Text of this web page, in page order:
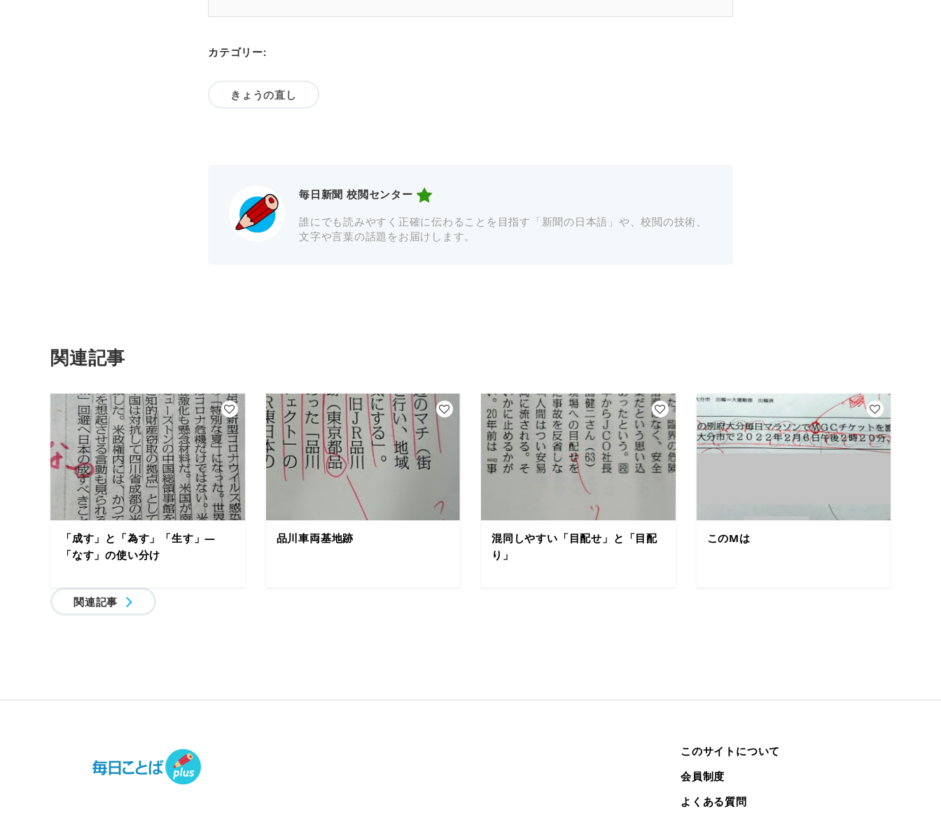
カテゴリー:
きょうの直し
毎日新聞 校閲センター
誰にでも読みやすく正確に伝わることを目指す「新聞の日本語」や、校閲の技術、
文字や言葉の話題をお届けします。
関連記事
「成す」と「為す」「生す」―
「なす」の使い分け
品川車両基地跡
混同しやすい「目配せ」と「目配
り」
このMは
関連記事
このサイトについて
会員制度
よくある質問